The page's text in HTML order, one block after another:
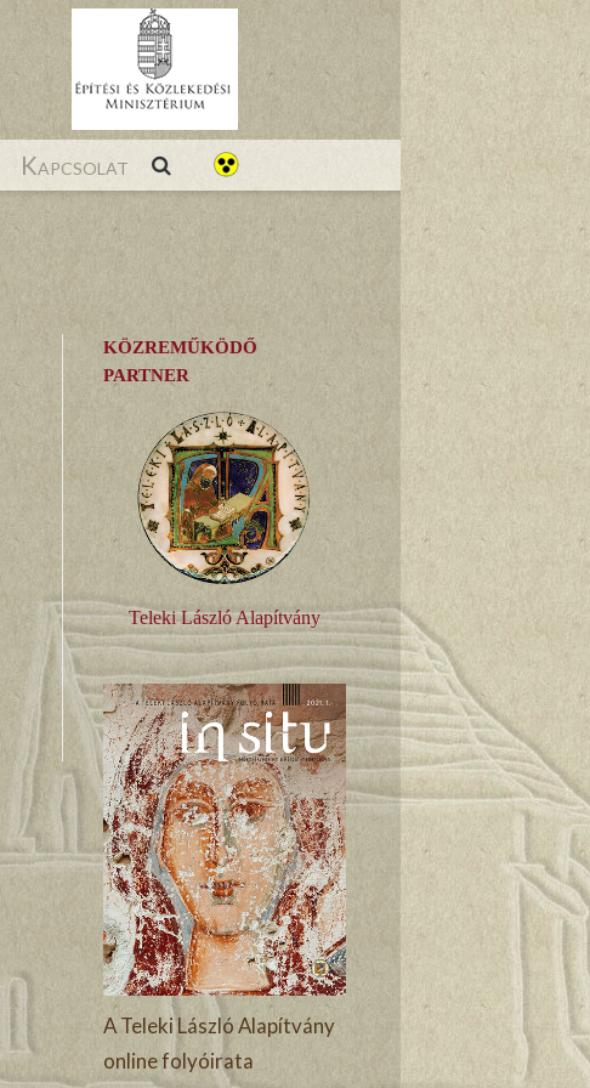
Kapcsolat
KÖZREMŰKÖDŐ
PARTNER
Teleki László Alapítvány
A Teleki László Alapítvány
online folyóirata